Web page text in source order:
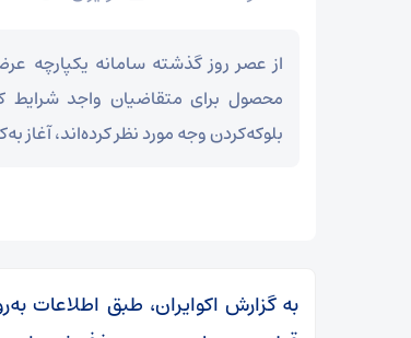
از عصر روز گذشته سامانه یکپارچه
محصول برای متقاضیان واجد شرایط
بلوکه‌کردن وجه مورد نظر کرده‌اند، آغاز
به گزارش اکوایران،‌ طبق اطلاعات